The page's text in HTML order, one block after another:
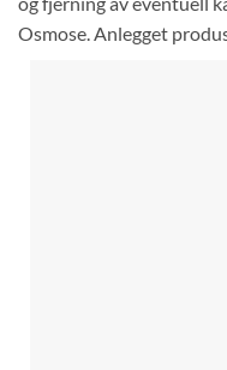
Osmose.Anlegget